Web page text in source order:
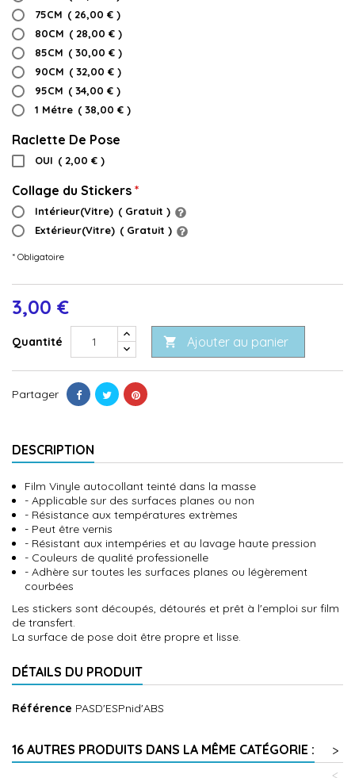
75CM ( 26,00 € )
80CM ( 28,00 € )
85CM ( 30,00 € )
90CM ( 32,00 € )
95CM ( 34,00 € )
1 Métre ( 38,00 € )
Raclette De Pose
OUI ( 2,00 € )
Collage du Stickers
Intérieur(Vitre) ( Gratuit )
Extérieur(Vitre) ( Gratuit )
* Obligatoire
3,00 €
Quantité  Ajouter au panier
Partager
DESCRIPTION
Film Vinyle autocollant teinté dans la masse
- Applicable sur des surfaces planes ou non
- Résistance aux températures extrèmes
- Peut être vernis
- Résistant aux intempéries et au lavage haute pression
- Couleurs de qualité professionelle
- Adhère sur toutes les surfaces planes ou légèrement
courbées
Les stickers sont découpés, détourés et prêt à l'emploi sur film
de transfert.
La surface de pose doit être propre et lisse.
DÉTAILS DU PRODUIT
Référence PASD'ESPnid'ABS
16 AUTRES PRODUITS DANS LA MÊME CATÉGORIE :
>